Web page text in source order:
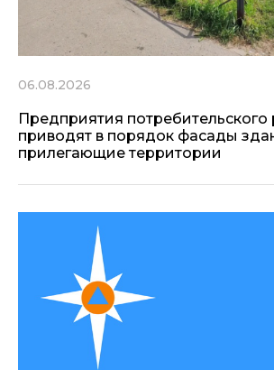
06.08.2026
Предприятия потребительского
приводят в порядок фасады
прилегающие территории